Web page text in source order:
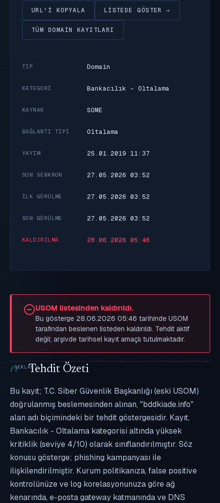
URL'I KOPYALA LISTEDE GÖSTER →
TÜM DOMAIN KAYITLARI
TIP Domain
KATEGORI Bankacılık - Oltalama
KAYNAK SOME
BAĞLANTI TIPI Oltalama
YAYIM 25.01.2019 11:37
SON SENKRON 27.05.2026 03:52
İLK GÖRÜLME 27.05.2026 03:52
SON GÖRÜLME 27.05.2026 03:52
KALDIRILMA 28.06.2026 05:46
USOM listesinden kaldırıldı.
Bu gösterge 28.06.2026 05:46 tarihinde USOM
tarafından beslenen listeden kaldırıldı. Tehdit aktif
değil; arşivde tarihsel kayıt amaçlı tutulmaktadır.
Tehdit Özeti
Bu kayıt; T.C. Siber Güvenlik Başkanlığı (eski USOM)
doğrulanmış beslemesinden alınan, "bddkiade.info"
alan adı biçimindeki bir tehdit göstergesidir. Kayıt,
Bankacılık - Oltalama kategorisi altında yüksek
kritiklik (seviye 4/10) olarak sınıflandırılmıştır. Söz
konusu gösterge; phishing kampanyası ile
ilişkilendirilmiştir. Kurum politikanıza, false positive
kontrolünüze ve log korelasyonunuza göre ağ
kenarında, e-posta gateway katmanında ve DNS